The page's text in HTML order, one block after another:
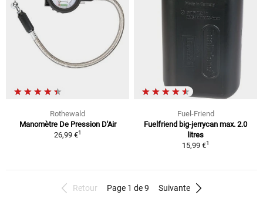
Rothewald
Manomètre De Pression D'Air
26,99 €1
Fuel-Friend
Fuelfriend big-jerrycan max. 2.0
litres
15,99 €1
Retour Page 1 de 9 Suivante